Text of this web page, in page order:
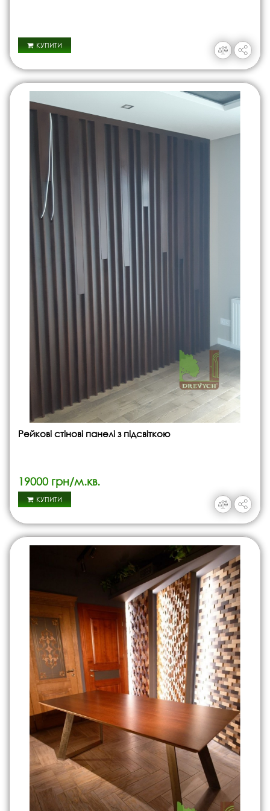
КУПИТИ
Рейкові стінові панелі з підсвіткою
19000 грн/м.кв.
КУПИТИ